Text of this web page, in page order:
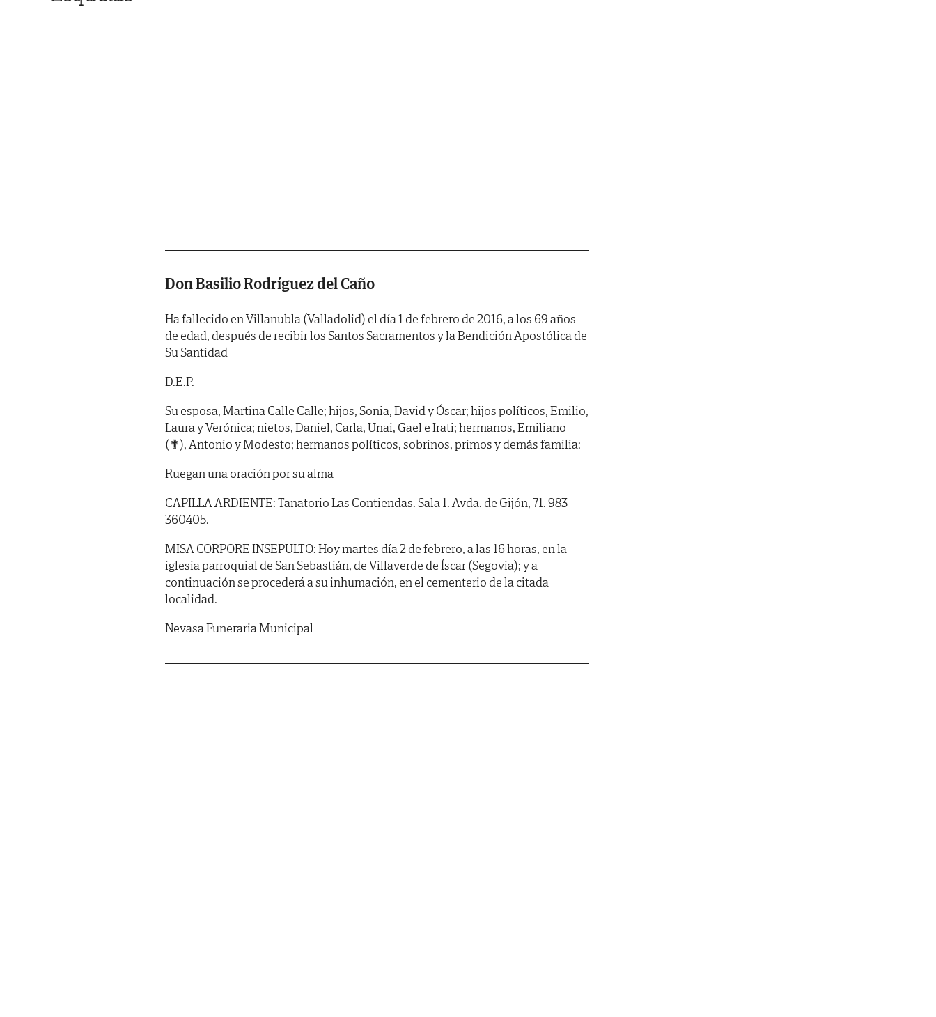
Don Basilio Rodríguez del Caño
Ha fallecido en Villanubla (Valladolid) el día 1 de febrero de 2016, a los 69 años
de edad, después de recibir los Santos Sacramentos y la Bendición Apostólica de
Su Santidad
D.E.P.
Su esposa, Martina Calle Calle; hijos, Sonia, David y Óscar; hijos políticos, Emilio,
Laura y Verónica; nietos, Daniel, Carla, Unai, Gael e Irati; hermanos, Emiliano
(✟), Antonio y Modesto; hermanos políticos, sobrinos, primos y demás familia:
Ruegan una oración por su alma
CAPILLA ARDIENTE: Tanatorio Las Contiendas. Sala 1. Avda. de Gijón, 71. 983
360405.
MISA CORPORE INSEPULTO: Hoy martes día 2 de febrero, a las 16 horas, en la
iglesia parroquial de San Sebastián, de Villaverde de Íscar (Segovia); y a
continuación se procederá a su inhumación, en el cementerio de la citada
localidad.
Nevasa Funeraria Municipal